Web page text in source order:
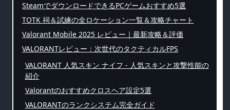
SteamでダウンロードできるPCゲームおすすめ5選
TOTK 祠＆試練の全ロケーション一覧＆攻略チャート
Valorant Mobile 2025 レビュー｜最新攻略＆評価
VALORANTレビュー：次世代のタクティカルFPS
VALORANT 人気スキン ナイフ - 人気スキンと攻撃性能の
紹介
Valorantのおすすめクロスヘア設定5選
VALORANTのランクシステム完全ガイド